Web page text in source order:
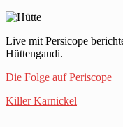
Live mit Persicope
Hüttengaudi.
Die Folge auf Periscope
Killer Karnickel